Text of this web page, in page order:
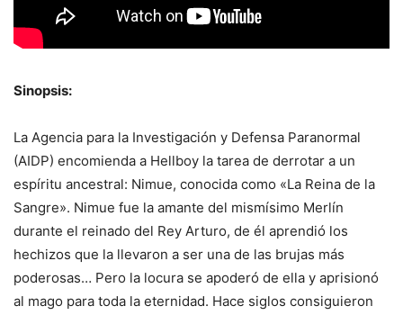
Sinopsis:
La Agencia para la Investigación y Defensa Paranormal
(AIDP) encomienda a Hellboy la tarea de derrotar a un
espíritu ancestral: Nimue, conocida como «La Reina de la
Sangre». Nimue fue la amante del mismísimo Merlín
durante el reinado del Rey Arturo, de él aprendió los
hechizos que la llevaron a ser una de las brujas más
poderosas… Pero la locura se apoderó de ella y aprisionó
al mago para toda la eternidad. Hace siglos consiguieron